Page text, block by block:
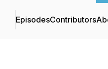
EpisodesContributors